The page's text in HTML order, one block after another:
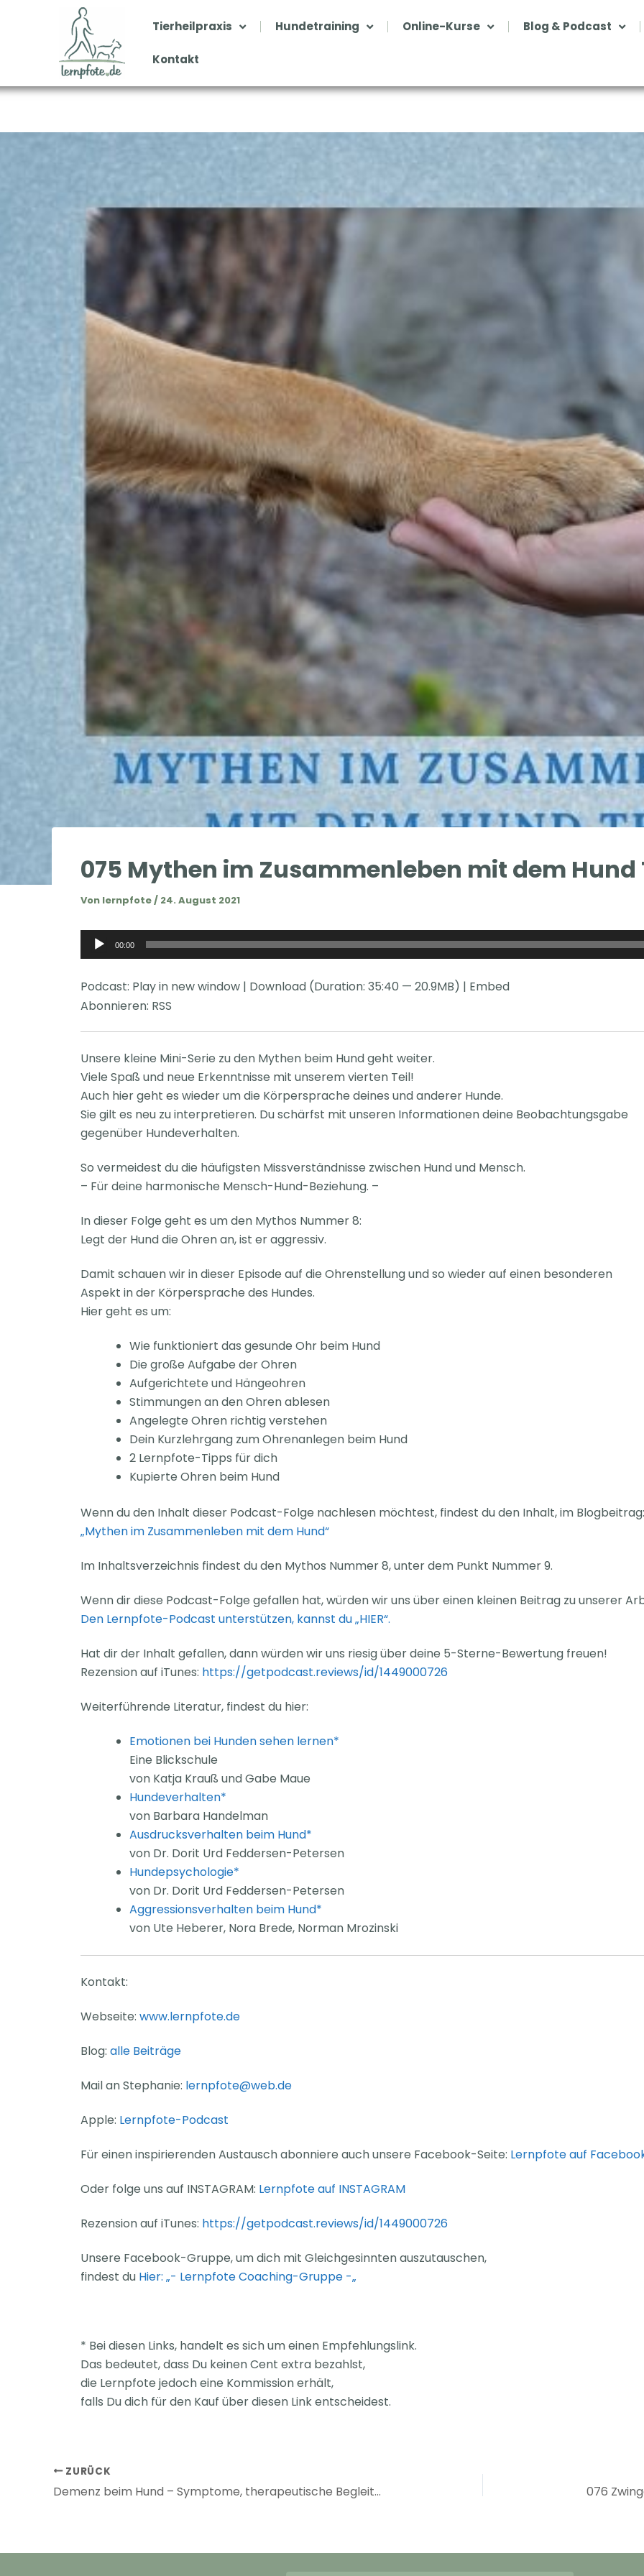
Tierheilpraxis Hundetraining Online-Kurse Blog & Podcast
Kontakt
075 Mythen im Zusammenleben mit dem Hund
Von lernpfote/ 24. August 2021
Audio-
Player
00:00
Podcast: Play in new window | Download (Duration: 35:40 — 20.9MB) | Embed
Abonnieren: RSS
Unsere kleine Mini-Serie zu den Mythen beim Hund geht weiter.
Viele Spaß und neue Erkenntnisse mit unserem vierten Teil!
Auch hier geht es wieder um die Körpersprache deines und anderer Hunde.
Sie gilt es neu zu interpretieren. Du schärfst mit unseren Informationen deine Beobachtungsgabe
gegenüber Hundeverhalten.
So vermeidest du die häufigsten Missverständnisse zwischen Hund und Mensch.
– Für deine harmonische Mensch-Hund-Beziehung. –
In dieser Folge geht es um den Mythos Nummer 8:
Legt der Hund die Ohren an, ist er aggressiv.
Damit schauen wir in dieser Episode auf die Ohrenstellung und so wieder auf einen besonderen
Aspekt in der Körpersprache des Hundes.
Hier geht es um:
Wie funktioniert das gesunde Ohr beim Hund
Die große Aufgabe der Ohren
Aufgerichtete und Hängeohren
Stimmungen an den Ohren ablesen
Angelegte Ohren richtig verstehen
Dein Kurzlehrgang zum Ohrenanlegen beim Hund
2 Lernpfote-Tipps für dich
Kupierte Ohren beim Hund
Wenn du den Inhalt dieser Podcast-Folge nachlesen möchtest, findest du den Inhalt, im Blogbeitrag:
„Mythen im Zusammenleben mit dem Hund“
Im Inhaltsverzeichnis findest du den Mythos Nummer 8, unter dem Punkt Nummer 9.
Wenn dir diese Podcast-Folge gefallen hat, würden wir uns über einen kleinen Beitrag zu unserer
Den Lernpfote-Podcast unterstützen, kannst du „HIER“.
Hat dir der Inhalt gefallen, dann würden wir uns riesig über deine 5-Sterne-Bewertung freuen!
Rezension auf iTunes: https://getpodcast.reviews/id/1449000726
Weiterführende Literatur, findest du hier:
Emotionen bei Hunden sehen lernen*
Eine Blickschule
von Katja Krauß und Gabe Maue
Hundeverhalten*
von Barbara Handelman
Ausdrucksverhalten beim Hund*
von Dr. Dorit Urd Feddersen-Petersen
Hundepsychologie*
von Dr. Dorit Urd Feddersen-Petersen
Aggressionsverhalten beim Hund*
von Ute Heberer, Nora Brede, Norman Mrozinski
Kontakt:
Webseite: www.lernpfote.de
Blog: alle Beiträge
Mail an Stephanie: lernpfote@web.de
Apple: Lernpfote-Podcast
Für einen inspirierenden Austausch abonniere auch unsere Facebook-Seite: Lernpfote auf
Oder folge uns auf INSTAGRAM: Lernpfote auf INSTAGRAM
Rezension auf iTunes: https://getpodcast.reviews/id/1449000726
Unsere Facebook-Gruppe, um dich mit Gleichgesinnten auszutauschen,
findest du Hier: „- Lernpfote Coaching-Gruppe -„
* Bei diesen Links, handelt es sich um einen Empfehlungslink.
Das bedeutet, dass Du keinen Cent extra bezahlst,
die Lernpfote jedoch eine Kommission erhält,
falls Du dich für den Kauf über diesen Link entscheidest.
ZURÜCK
Demenz beim Hund – Symptome, therapeutische Begleitung und Tipps 076